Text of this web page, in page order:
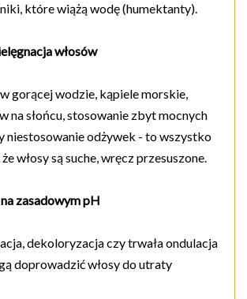
które wiążą wodę (humektanty).
włosów
gorącej wodzie, kąpiele morskie,
na słońcu, stosowanie zbyt mocnych
niestosowanie odżywek - to wszystko
włosy są suche, wręcz przesuszone.
zasadowym pH
dekoloryzacja czy trwała ondulacja
doprowadzić włosy do utraty